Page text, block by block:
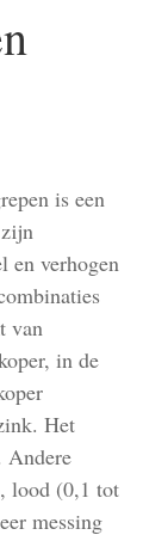
is een
en verhogen
van
in de
Het
Andere
lood (0,1 tot
messing